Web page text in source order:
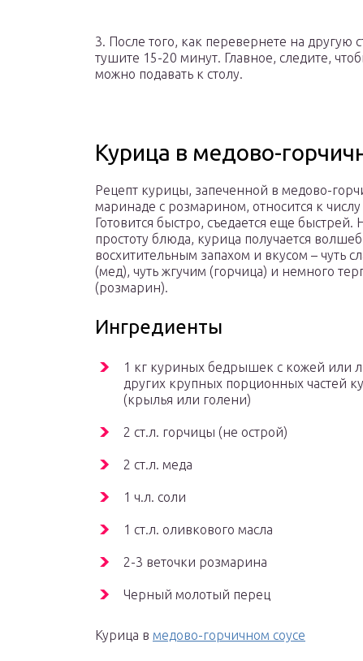
3. После того, как перевернете на
тушите 15-20 минут. Главное, следите,
можно подавать к столу.
Курица в медово-
Рецепт курицы, запеченной в медово-
маринаде с розмарином, относится к
Готовится быстро, съедается еще быстрей.
простоту блюда, курица получается
восхитительным запахом и вкусом – чуть
(мед), чуть жгучим (горчица) и немного
(розмарин).
Ингредиенты
1 кг куриных бедрышек с кожей или
других крупных порционных частей
(крылья или голени)
2 ст.л. горчицы (не острой)
2 ст.л. меда
1 ч.л. соли
1 ст.л. оливкового масла
2-3 веточки розмарина
Черный молотый перец
Курица в медово-горчичном соусе